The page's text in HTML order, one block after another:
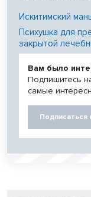
Искитимский
Психушка для
закрытой
Вам было
Подпишитесь
самые
Подписаться